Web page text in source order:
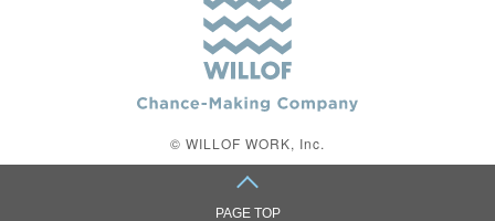
© WILLOF WORK, Inc.
PAGE TOP